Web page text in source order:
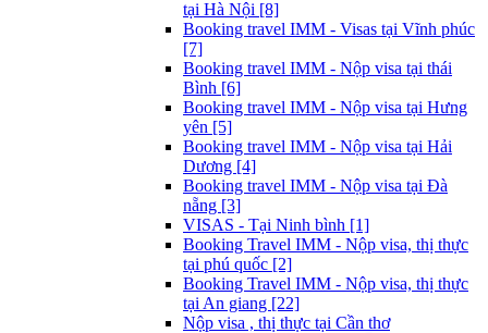
tại Hà Nội [8]
Booking travel IMM - Visas tại Vĩnh phúc
[7]
Booking travel IMM - Nộp visa tại thái
Bình [6]
Booking travel IMM - Nộp visa tại Hưng
yên [5]
Booking travel IMM - Nộp visa tại Hải
Dương [4]
Booking travel IMM - Nộp visa tại Đà
nẵng [3]
VISAS - Tại Ninh bình [1]
Booking Travel IMM - Nộp visa, thị thực
tại phú quốc [2]
Booking Travel IMM - Nộp visa, thị thực
tại An giang [22]
Nộp visa , thị thực tại Cần thơ